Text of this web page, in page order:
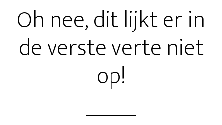
Oh nee, dit lijkt er in
de verste verte niet
op!